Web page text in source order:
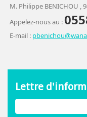
M. Philippe BENICHOU ,
Appelez-nous au :
E-mail :
Lettre